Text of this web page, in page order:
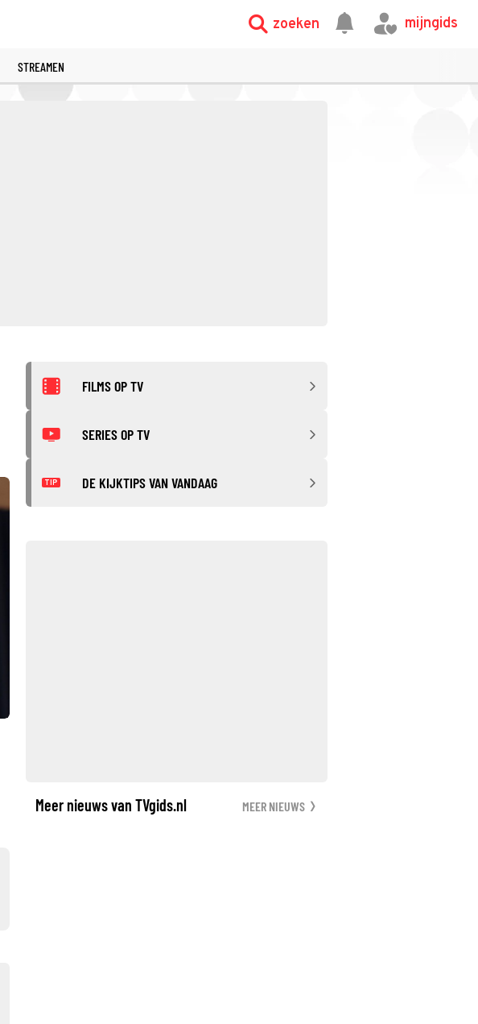
zoeken mijngids
STREAMEN
FILMS OP TV
SERIES OP TV
TIP DE KIJKTIPS VAN VANDAAG
Meer nieuws van TVgids.nl MEER NIEUWS